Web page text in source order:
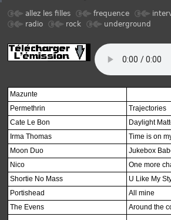
allez les filles frequence
radio
rock underground
Mazunte
Permethrin
Trajectories
Cate Le Bon
Daylight
Irma Thomas
Time is on
Moon Duo
Jukebox
Nico
One more
Shortie No Mass
U Like My
Portishead
All mine
The Evens
Around the